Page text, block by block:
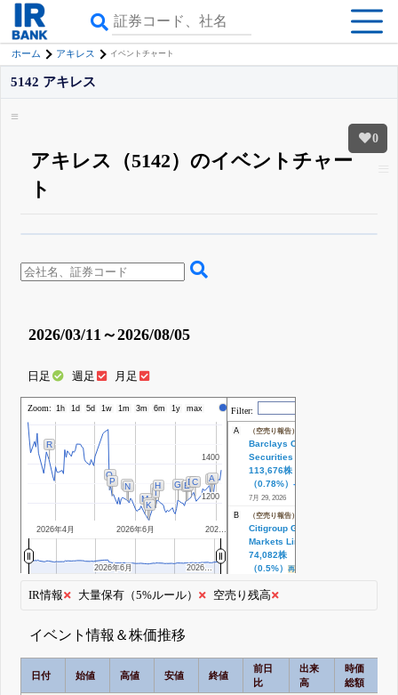
ホーム アキレス イベントチャート
0
5142 アキレス
アキレス（5142）のイベントチャー
ト
詳しく見られる無料でβ版をはじめる
登録すると永久30%OFFと米株版の先行利用も付きます
2026/03/11～2026/08/05
日足 週足 月足
Zoom: 1h 1d 5d 1w 1m 3m 6m 1y max 株価
2026年4月 2026年6月 202…
1200
1200
1400
1400
R
Q
P O
N
ML
K
JI
H G F
EDC B
A
2026年6月
2026年6月 2026…
2026…
Filter:
A （空売り報告）
Barclays Capital
Securities Ltd
113,676株
（0.78%） -0.08%
7月 29, 2026
B （空売り報告）
Citigroup Global
Markets Limited
74,082株
（0.5%）
再IN
C （空売り報告）
+0.07%
7月 16, 2026
IR情報 大量保有（5%ルール） 空売り残高
イベント情報＆株価推移
日付 始値 高値 安値 終値
前日
比
出来
高
時価
総額